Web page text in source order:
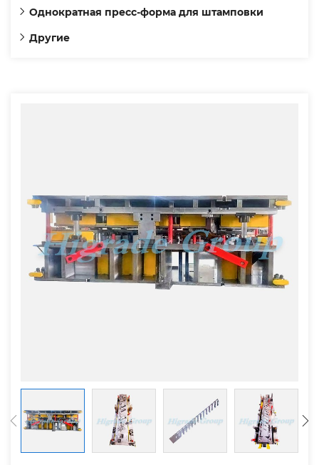
Однократная пресс-форма для штамповки
Другие